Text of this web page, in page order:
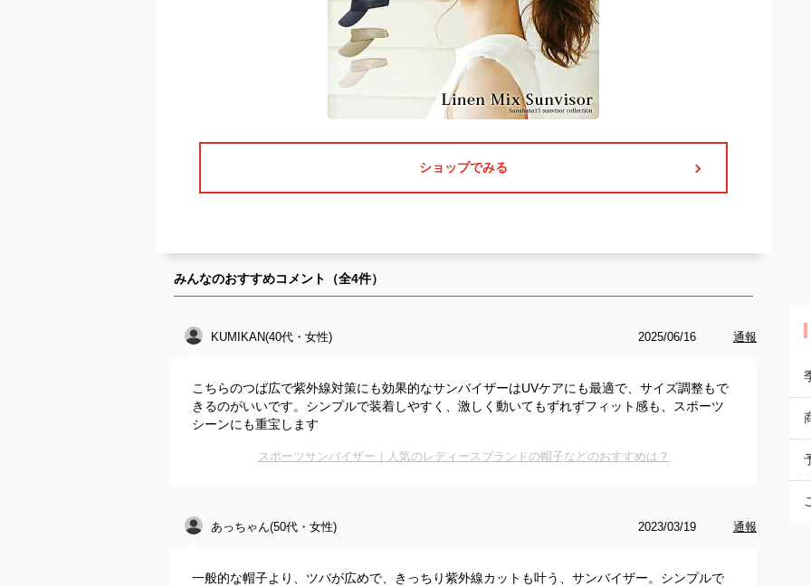
ショップでみる
みんなのおすすめコメント（全4件）
KUMIKAN(40代・女性) 2025/06/16 通報
こちらのつば広で紫外線対策にも効果的なサンバイザーはUVケアにも最適で、サイズ調整もで
きるのがいいです。シンプルで装着しやすく、激しく動いてもずれずフィット感も、スポーツ
シーンにも重宝します
スポーツサンバイザー｜人気のレディースブランドの帽子などのおすすめは？
あっちゃん(50代・女性) 2023/03/19 通報
一般的な帽子より、ツバが広めで、きっちり紫外線カットも叶う、サンバイザー。シンプルで